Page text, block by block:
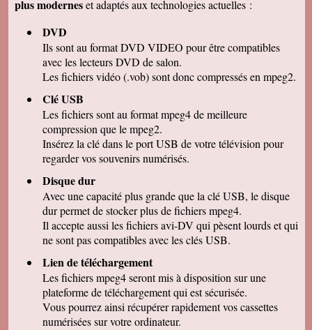
Marcel G
numerisées. c'est vraiment un beau résultat.
René DR
Nous avons testé : tout semble bon et la
récupération sur Final Cut Pro X fonctionne.
Margot P
Studio très compétent, efficace, sympathique et
arrangeant à prix bon marché, je recommande
vivement !
Christian R
NOUS VENONS DE VISIONNER NOS FILMS
ET TENONS A VOUS REMERCIER POUR
VOTRE :
-ACCUEIL
-QUALITE DE TRAVAIL
-PROFESSIONNALISME
François M
C'est avec grand plaisir que j'ai revécu mon
passage professionnel à Séville, grace à votre
duplication VHS/USB recue ce matin.
Permettez moi de vous féliciter pour la qualité
de votre travail. Je ne manquerai pas de parler
de vous. Bonne soirée.
plus moderneset adaptés aux technologies actuelles :
DVD
Ils sont au format DVD VIDEO pour être compatibles
avec les lecteurs DVD de salon.
Les fichiers vidéo (.vob) sont donc compressés en mpeg2.
Clé USB
Les fichiers sont au format mpeg4 de meilleure
compression que le mpeg2.
Insérez la clé dans le port USB de votre télévision pour
regarder vos souvenirs numérisés.
Disque dur
Avec une capacité plus grande que la clé USB, le disque
dur permet de stocker plus de fichiers mpeg4.
Il accepte aussi les fichiers avi-DV qui pèsent lourds et qui
ne sont pas compatibles avec les clés USB.
Lien de téléchargement
Les fichiers mpeg4 seront mis à disposition sur une
plateforme de téléchargement qui est sécurisée.
Vous pourrez ainsi récupérer rapidement vos cassettes
numérisées sur votre ordinateur.